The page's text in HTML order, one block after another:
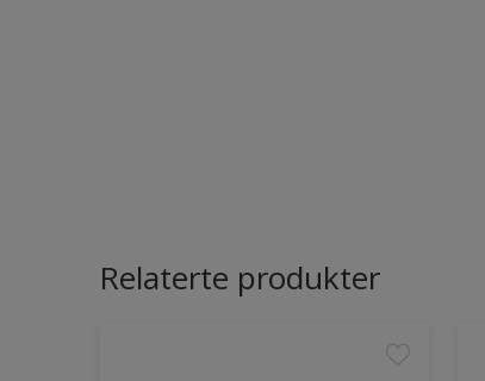
Relaterte produkter